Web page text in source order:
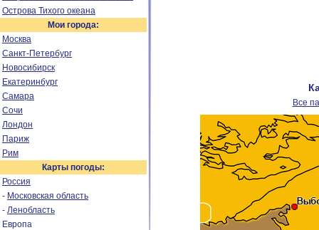
Острова Тихого океана
Мои города:
Москва
Санкт-Петербург
Новосибирск
Екатеринбург
Самара
Сочи
Лондон
Париж
Рим
Карты погоды:
Россия
- Московская область
- Ленобласть
Европа
Все